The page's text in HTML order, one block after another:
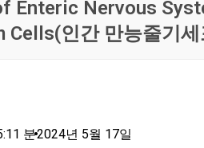
Enteric Nervous
인간 만능줄기
분•2024년 5월 17일